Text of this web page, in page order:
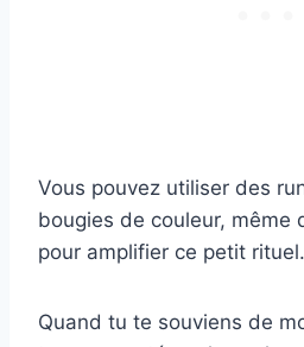
Vous pouvez utiliser des
bougies de couleur, même
pour amplifier ce petit rituel.
Quand tu te souviens de